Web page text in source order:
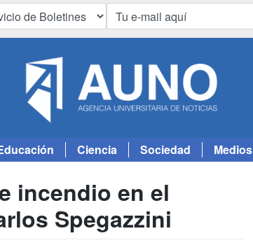
Ciencia Sociedad Medios
incendio en el
Spegazzini